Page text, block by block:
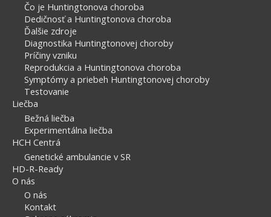
Čo je Huntingtonova choroba
Dedičnosť a Huntingtonova choroba
Ďalšie zdroje
Diagnostika Huntingtonovej choroby
Príčiny vzniku
Reprodukcia a Huntingtonova choroba
Symptómy a priebeh Huntingtonovej choroby
Testovanie
Liečba
Bežná liečba
Experimentálna liečba
HCH Centrá
Genetické ambulancie v SR
HD-R-Ready
O nás
O nás
Kontakt